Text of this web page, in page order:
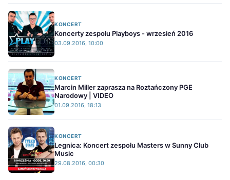
KONCERT
Koncerty zespołu Playboys - wrzesień 2016
03.09.2016, 10:00
KONCERT
Marcin Miller zaprasza na Roztańczony PGE
Narodowy | VIDEO
01.09.2016, 18:13
KONCERT
Legnica: Koncert zespołu Masters w Sunny Club
Music
29.08.2016, 00:30